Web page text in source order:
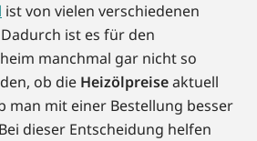
ist von vielen verschiedenen
ist es für den
manchmal gar nicht so
ob die Heizölpreiseaktuell
man mit einer Bestellung besser
dieser Entscheidung helfen